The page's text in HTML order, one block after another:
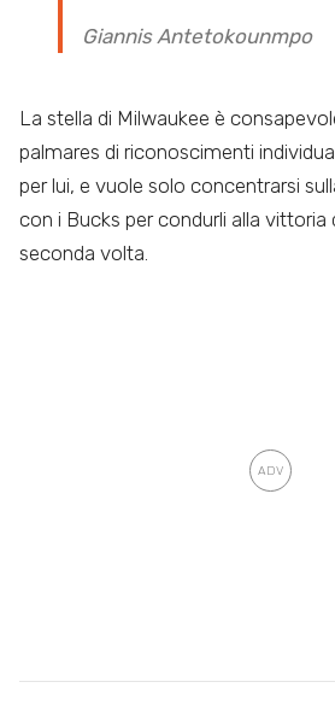
Giannis Antetokounmpo
La stella di Milwaukee è
palmares di riconoscimenti
per lui, e vuole solo concentrarsi
con i Bucks per condurli alla vittoria
seconda volta.